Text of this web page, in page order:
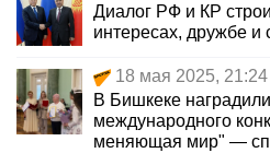
Диалог РФ и КР
интересах, дружбе и
18 мая 2025, 21:24
В Бишкеке
международного
меняющая мир" —